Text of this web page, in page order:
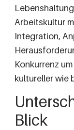
Arbeitskultur
Integration,
Konkurrenz
kultureller wie
Blick